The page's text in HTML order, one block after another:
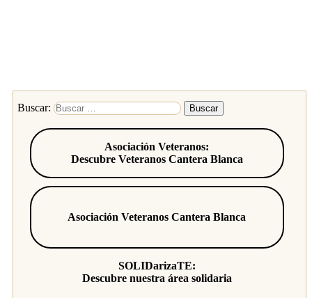
Buscar:
Asociación Veteranos:
Descubre Veteranos Cantera Blanca
Asociación Veteranos Cantera Blanca
SOLIDarizaTE:
Descubre nuestra área solidaria